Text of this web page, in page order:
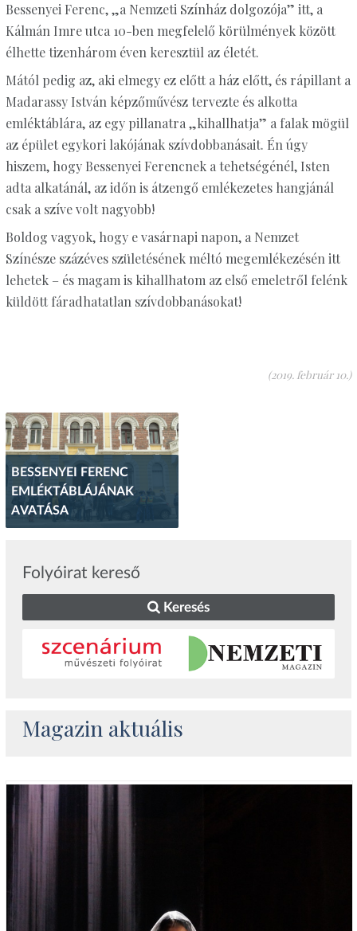
Bessenyei Ferenc, „a Nemzeti Színház dolgozója” itt, a
Kálmán Imre utca 10-ben megfelelő körülmények között
élhette tizenhárom éven keresztül az életét.
Mától pedig az, aki elmegy ez előtt a ház előtt, és rápillant a
Madarassy István képzőművész tervezte és alkotta
emléktáblára, az egy pillanatra „kihallhatja” a falak mögül
az épület egykori lakójának szívdobbanásait. Én úgy
hiszem, hogy Bessenyei Ferencnek a tehetségénél, Isten
adta alkatánál, az időn is átzengő emlékezetes hangjánál
csak a szíve volt nagyobb!
Boldog vagyok, hogy e vasárnapi napon, a Nemzet
Színésze százéves születésének méltó megemlékezésén itt
lehetek – és magam is kihallhatom az első emeletről felénk
küldött fáradhatatlan szívdobbanásokat!
(2019. február 10.)
BESSENYEI FERENC
EMLÉKTÁBLÁJÁNAK
AVATÁSA
Folyóirat kereső
Keresés
Magazin aktuális